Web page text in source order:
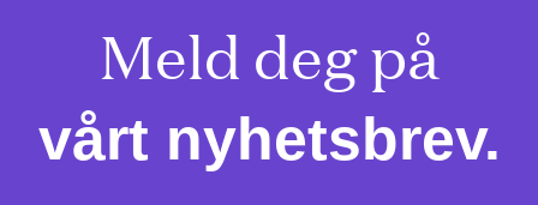
Meld deg på
vårt nyhetsbrev.